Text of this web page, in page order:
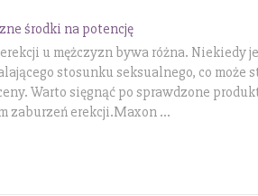
środki na potencję
erekcji u mężczyzn bywa różna. Niekiedy
stosunku seksualnego, co może
Warto sięgnąć po sprawdzone
zaburzeń erekcji.Maxon ...